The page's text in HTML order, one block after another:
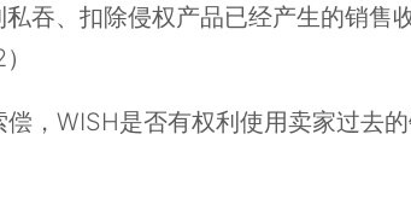
吞、扣除侵权产品已经产生的销售
，WISH是否有权利使用卖家过去